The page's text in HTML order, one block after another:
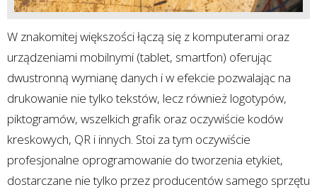
W znakomitej większości łączą się z komputerami oraz
urządzeniami mobilnymi (tablet, smartfon) oferując
dwustronną wymianę danych i w efekcie pozwalając na
drukowanie nie tylko tekstów, lecz również logotypów,
piktogramów, wszelkich grafik oraz oczywiście kodów
kreskowych, QR i innych. Stoi za tym oczywiście
profesjonalne oprogramowanie do tworzenia etykiet,
dostarczane nie tylko przez producentów samego sprzętu